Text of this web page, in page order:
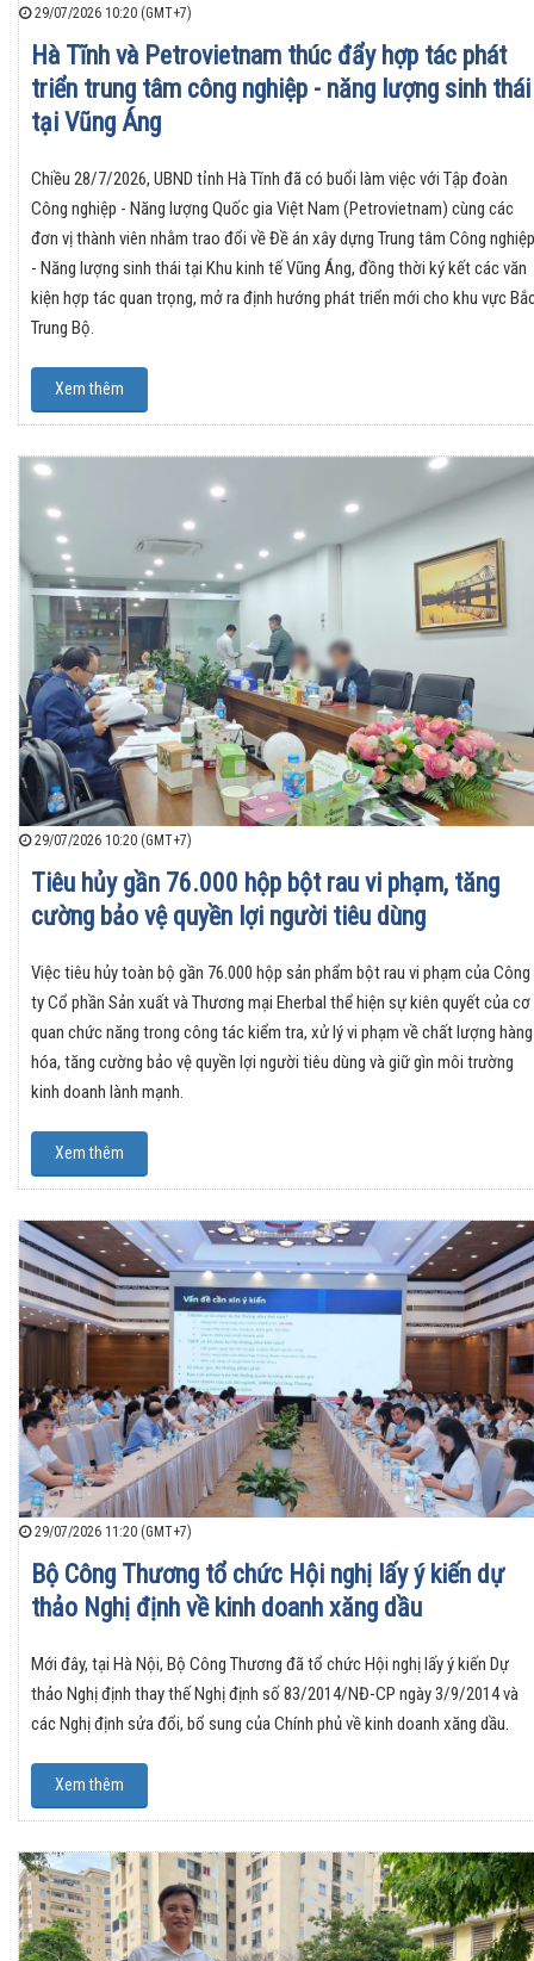
29/07/2026 10:20 (GMT+7)
Hà Tĩnh và Petrovietnam thúc đẩy hợp tác phát
triển trung tâm công nghiệp - năng lượng sinh thái
tại Vũng Áng
Chiều 28/7/2026, UBND tỉnh Hà Tĩnh đã có buổi làm việc với Tập đoàn
Công nghiệp - Năng lượng Quốc gia Việt Nam (Petrovietnam) cùng các
đơn vị thành viên nhằm trao đổi về Đề án xây dựng Trung tâm Công nghiệp
- Năng lượng sinh thái tại Khu kinh tế Vũng Áng, đồng thời ký kết các văn
kiện hợp tác quan trọng, mở ra định hướng phát triển mới cho khu vực
Trung Bộ.
Xem thêm
29/07/2026 10:20 (GMT+7)
Tiêu hủy gần 76.000 hộp bột rau vi phạm, tăng
cường bảo vệ quyền lợi người tiêu dùng
Việc tiêu hủy toàn bộ gần 76.000 hộp sản phẩm bột rau vi phạm của Công
ty Cổ phần Sản xuất và Thương mại Eherbal thể hiện sự kiên quyết của cơ
quan chức năng trong công tác kiểm tra, xử lý vi phạm về chất lượng hàng
hóa, tăng cường bảo vệ quyền lợi người tiêu dùng và giữ gìn môi trường
kinh doanh lành mạnh.
Xem thêm
29/07/2026 11:20 (GMT+7)
Bộ Công Thương tổ chức Hội nghị lấy ý kiến dự
thảo Nghị định về kinh doanh xăng dầu
Mới đây, tại Hà Nội, Bộ Công Thương đã tổ chức Hội nghị lấy ý kiến Dự
thảo Nghị định thay thế Nghị định số 83/2014/NĐ-CP ngày 3/9/2014 và
các Nghị định sửa đổi, bổ sung của Chính phủ về kinh doanh xăng dầu.
Xem thêm